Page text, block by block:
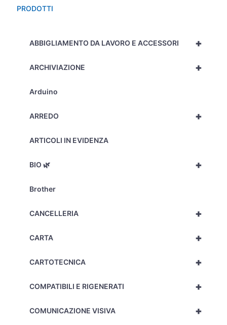
PRODOTTI
+
ABBIGLIAMENTO DA LAVORO E ACCESSORI
+
ARCHIVIAZIONE
Arduino
+
ARREDO
ARTICOLI IN EVIDENZA
+
BIO 🌿
Brother
+
CANCELLERIA
+
CARTA
+
CARTOTECNICA
+
COMPATIBILI E RIGENERATI
+
COMUNICAZIONE VISIVA
C92B21065